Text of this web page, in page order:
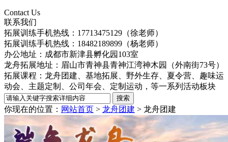
Contact Us
联系我们
拓展训练手机热线：17713475129（徐老师）
拓展训练手机热线： 18482189899（杨老师）
办公地址：成都市新津县孵化园103室
龙舟拓展地址：眉山市青神县青神江湾神木园（外南街73号）
拓展课程：龙舟团建、基地拓展、野外生存、夏令营、趣味运
动会、主题定制、公司年会、定制运动，等一系列活动板块
你现在的位置： 网站首页 > 龙舟团建 > 龙舟团建